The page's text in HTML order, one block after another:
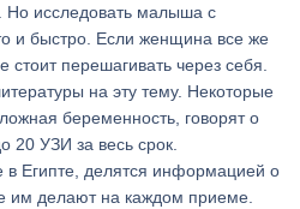
Но исследовать малыша с
и быстро. Если женщина все же
стоит перешагивать через себя.
на эту тему. Некоторые
беременность, говорят о
20 УЗИ за весь срок.
Египте, делятся информацией о
им делают на каждом приеме.